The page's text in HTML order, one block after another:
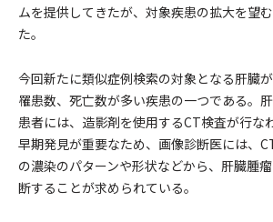
ムを提供してきたが、対象疾患の拡大を望
た。
今回新たに類似症例検索の対象となる肝臓
罹患数、死亡数が多い疾患の一つである。
患者には、造影剤を使用するCT検査が行な
早期発見が重要なため、画像診断医には、
の濃染のパターンや形状などから、肝臓腫
断することが求められている。